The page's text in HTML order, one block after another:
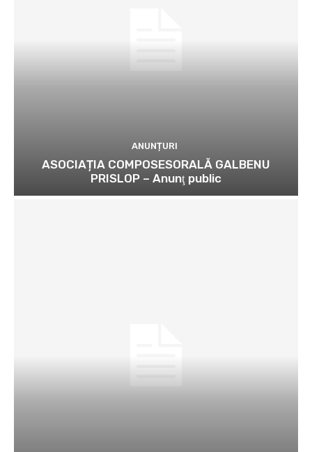
ANUNȚURI
ASOCIAȚIA COMPOSESORALĂ GALBENU
PRISLOP – Anunţ public